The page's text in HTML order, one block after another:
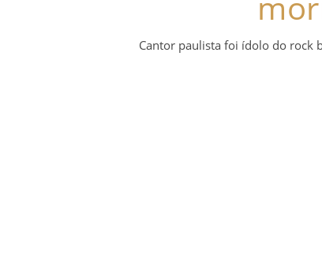
Cantor paulista foi ídolo do rock